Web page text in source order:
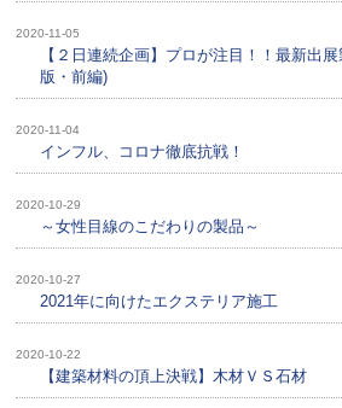
2020-11-05
【２日連続企画】プロが注目！！最新出
版・前編)
2020-11-04
インフル、コロナ徹底抗戦！
2020-10-29
～女性目線のこだわりの製品～
2020-10-27
2021年に向けたエクステリア施工
2020-10-22
【建築材料の頂上決戦】木材ＶＳ石材